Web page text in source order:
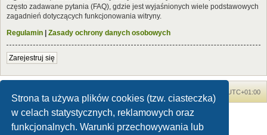
Strona ta używa plików cookies (tzw. ciasteczka)
w celach statystycznych, reklamowych oraz
funkcjonalnych. Warunki przechowywania lub
często zadawane pytania (FAQ), gdzie jest wyjaśnionych wiele podstawowych
zagadnień dotyczących funkcjonowania witryny.
Regulamin | Zasady ochrony danych osobowych
Zarejestruj się
UTC+01:00
Dinozaury.com© 2006-2020
Technologię dostarczaphpBB® Forum Software © phpBB Limited